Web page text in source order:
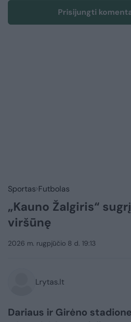
Prisijungti
Sportas Futbolas
„Kauno Žalgiris“
viršūnę
2026 m. rugpjūčio 8 d. 19:13
Lrytas.lt
Dariaus ir Girėno